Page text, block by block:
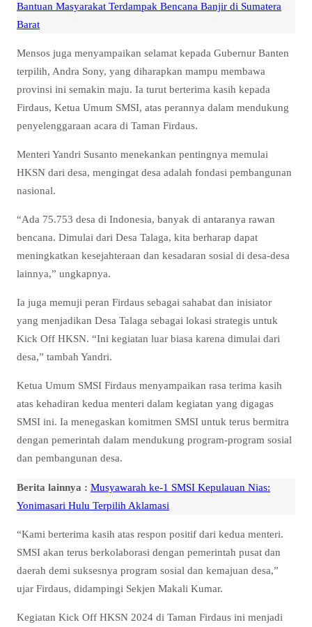
Bantuan Masyarakat Terdampak Bencana Banjir di Sumatera
Barat
Mensos juga menyampaikan selamat kepada Gubernur Banten
terpilih, Andra Sony, yang diharapkan mampu membawa
provinsi ini semakin maju. Ia turut berterima kasih kepada
Firdaus, Ketua Umum SMSI, atas perannya dalam mendukung
penyelenggaraan acara di Taman Firdaus.
Menteri Yandri Susanto menekankan pentingnya memulai
HKSN dari desa, mengingat desa adalah fondasi pembangunan
nasional.
“Ada 75.753 desa di Indonesia, banyak di antaranya rawan
bencana. Dimulai dari Desa Talaga, kita berharap dapat
meningkatkan kesejahteraan dan kesadaran sosial di desa-desa
lainnya,” ungkapnya.
Ia juga memuji peran Firdaus sebagai sahabat dan inisiator
yang menjadikan Desa Talaga sebagai lokasi strategis untuk
Kick Off HKSN. “Ini kegiatan luar biasa karena dimulai dari
desa,” tambah Yandri.
Ketua Umum SMSI Firdaus menyampaikan rasa terima kasih
atas kehadiran kedua menteri dalam kegiatan yang digagas
SMSI ini. Ia menegaskan komitmen SMSI untuk terus bermitra
dengan pemerintah dalam mendukung program-program sosial
dan pembangunan desa.
Berita lainnya : Musyawarah ke-1 SMSI Kepulauan Nias:
Yonimasari Hulu Terpilih Aklamasi
“Kami berterima kasih atas respon positif dari kedua menteri.
SMSI akan terus berkolaborasi dengan pemerintah pusat dan
daerah demi suksesnya program sosial dan kemajuan desa,”
ujar Firdaus, didampingi Sekjen Makali Kumar.
Kegiatan Kick Off HKSN 2024 di Taman Firdaus ini menjadi